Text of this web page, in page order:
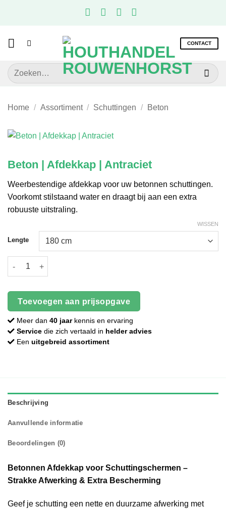
CONTACT
Zoeken
naar:
Home / Assortiment / Schuttingen / Beton
Beton | Afdekkap | Antraciet
Weerbestendige afdekkap voor uw betonnen schuttingen.
Voorkomt stilstaand water en draagt bij aan een extra
robuuste uitstraling.
Lengte
WISSEN
Beton | Afdekkap | Antraciet aantal
Toevoegen aan prijsopgave
Meer dan 40 jaarkennis en ervaring
Service die zich vertaald in helder advies
Een uitgebreid assortiment
Beschrijving
Aanvullende informatie
Beoordelingen (0)
Betonnen Afdekkap voor Schuttingschermen –
Strakke Afwerking & Extra Bescherming
Geef je schutting een nette en duurzame afwerking met